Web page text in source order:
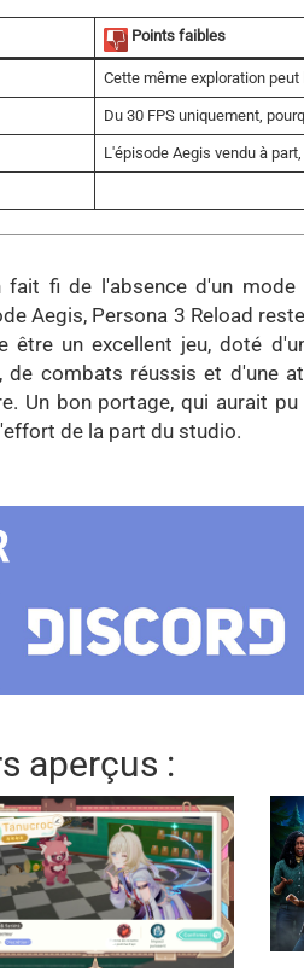
Points faibles
Cette même exploration
Du 30 FPS uniquement,
L'épisode Aegis vendu à part,
fait fi de l'absence d'un
Aegis, Persona 3 Reload
être un excellent jeu, doté
de combats réussis et d'une
Un bon portage, qui aurait
de la part du studio.
aperçus :